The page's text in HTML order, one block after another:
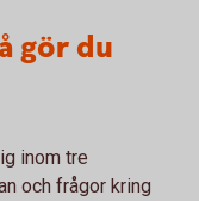
gör du
inom tre
och frågor kring